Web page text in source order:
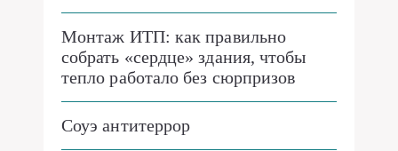
Монтаж ИТП: как правильно
собрать «сердце» здания, чтобы
тепло работало без сюрпризов
Соуэ антитеррор